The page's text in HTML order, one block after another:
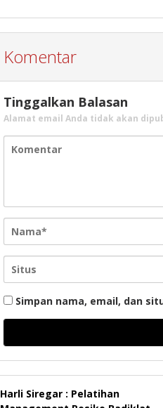
Komentar
Tinggalkan Balasan
Alamat email Anda tidak akan
Simpan nama, email, dan
Harli Siregar : Pelatihan